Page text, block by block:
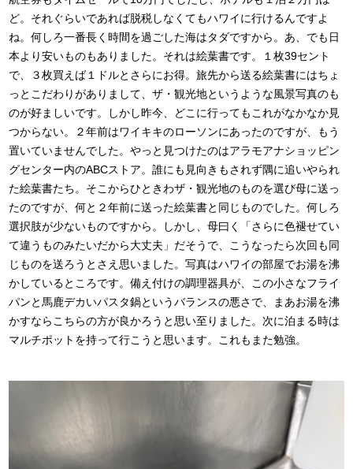
ど。それぐらいであれば脱税しなくてもハワイに行けるんですよ
ね。何しろ一番長く時間を過ごした海はタダですから。あ、でも日
本より安いものもありました。それは絵葉書です。１枚39セント
で、３枚買えば１ドルとさらにお得。旅先から送る絵葉書にはちょ
っとこだわりがありまして、ザ・観光地というような風景写真のも
のが好ましいです。しかし昨今、どこに行ってもこれがなかなか見
つからない。２年前はワイキキのローソンにあったのですが、もう
置いていませんでした。やっと見つけたのはアラモアナショッピン
グセンター内のABCストア。誰にも見向きもされず隅に追いやられ
た絵葉書たち。そこからひときわザ・観光地のものを選び母に送っ
たのですが、何と２年前に送った絵葉書と同じものでした。何しろ
選択肢が少ないものですから。しかし、母曰く「さらに色褪せてい
て違うものみたいだから大丈夫」だそうで、こうなったら次回も同
じものを送ろうとさえ思いました。写真はハワイの部屋でお湯を沸
かしているところです。備え付けの調理器具が、この小さなフライ
パンと馬鹿デカいパスタ鍋というバランスの悪さで、まあお湯を沸
かすならこちらの方が良かろうと思い至りました。次に泊まる時は
マルチポットを持って行こうと思います。これもまた勉強。